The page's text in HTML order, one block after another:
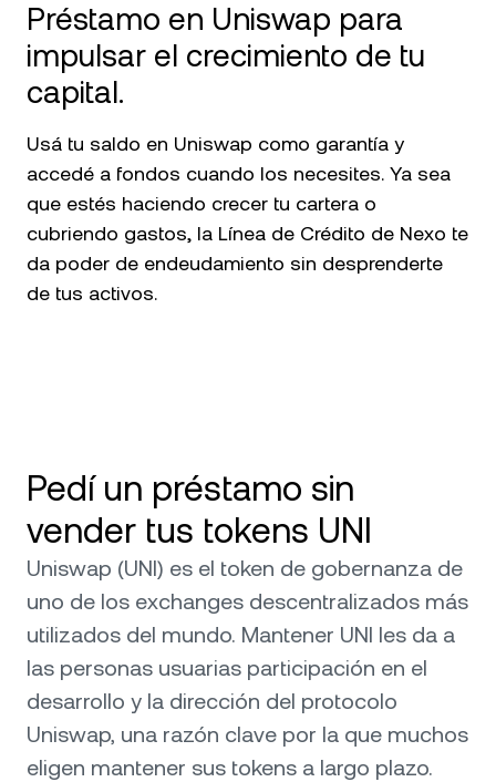
Préstamo en Uniswap para
impulsar el crecimiento de tu
capital.
Usá tu saldo en Uniswap como garantía y
accedé a fondos cuando los necesites. Ya sea
que estés haciendo crecer tu cartera o
cubriendo gastos, la Línea de Crédito de Nexo te
da poder de endeudamiento sin desprenderte
de tus activos.
Pedí un préstamo sin
vender tus tokens UNI
Uniswap (UNI) es el token de gobernanza de
uno de los exchanges descentralizados más
utilizados del mundo. Mantener UNI les da a
las personas usuarias participación en el
desarrollo y la dirección del protocolo
Uniswap, una razón clave por la que muchos
eligen mantener sus tokens a largo plazo.